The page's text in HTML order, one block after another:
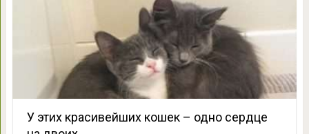
У этих красивейших кошек – одно сердце